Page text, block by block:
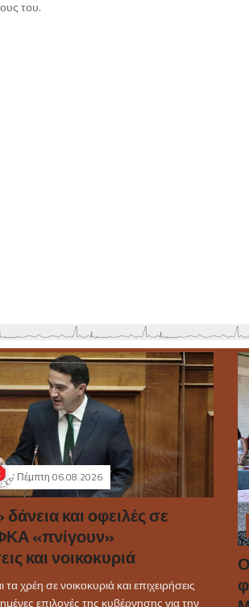
του.
Πέμπτη 06.08.2026
και οφειλές σε
«πνίγουν»
και νοικοκυριά
χρέη σε νοικοκυριά και επιχειρήσεις
επιλογές της κυβέρνησης για την